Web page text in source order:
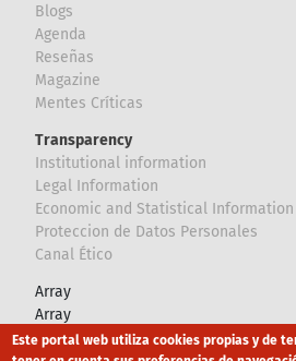
Blogs
Agenda
Reseñas
Magazine
Mentes Críticas
Transparency
Institutional information
Legal Information
Economic and Statistical Information
Proteccion de Datos Personales
Canal Ético
Array
Array
Este portal web utiliza cookies propias y de